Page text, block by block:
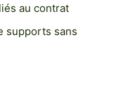
au contrat
supports sans